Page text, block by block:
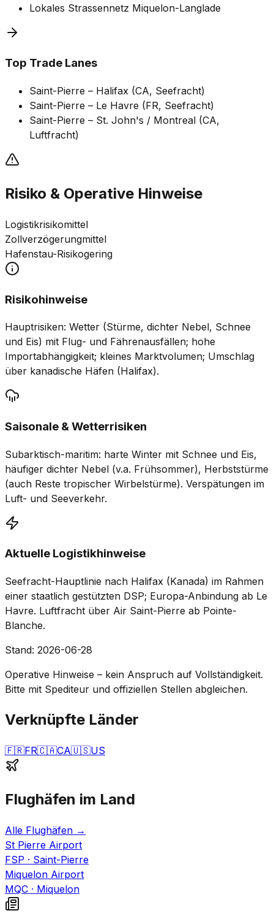
Lokales Strassennetz Miquelon-Langlade
Top Trade Lanes
Saint-Pierre – Halifax (CA, Seefracht)
Saint-Pierre – Le Havre (FR, Seefracht)
Saint-Pierre – St. John's / Montreal (CA,
Luftfracht)
Risiko & Operative Hinweise
Logistikrisikomittel
Zollverzögerungmittel
Hafenstau-Risikogering
Risikohinweise
Hauptrisiken: Wetter (Stürme, dichter Nebel, Schnee
und Eis) mit Flug- und Fährenausfällen; hohe
Importabhängigkeit; kleines Marktvolumen; Umschlag
über kanadische Häfen (Halifax).
Saisonale & Wetterrisiken
Subarktisch-maritim: harte Winter mit Schnee und Eis,
häufiger dichter Nebel (v.a. Frühsommer), Herbststürme
(auch Reste tropischer Wirbelstürme). Verspätungen im
Luft- und Seeverkehr.
Aktuelle Logistikhinweise
Seefracht-Hauptlinie nach Halifax (Kanada) im Rahmen
einer staatlich gestützten DSP; Europa-Anbindung ab Le
Havre. Luftfracht über Air Saint-Pierre ab Pointe-
Blanche.
Stand: 2026-06-28
Operative Hinweise – kein Anspruch auf Vollständigkeit.
Bitte mit Spediteur und offiziellen Stellen abgleichen.
Verknüpfte Länder
🇫🇷FR🇨🇦CA🇺🇸US
Flughäfen im Land
Alle Flughäfen →
St Pierre Airport
FSP · Saint-Pierre
Miquelon Airport
MQC · Miquelon